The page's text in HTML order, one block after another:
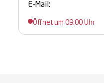
E-Mail:
Öffnet um 09:00 Uhr